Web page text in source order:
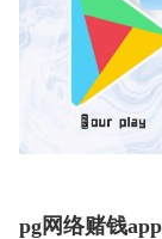
pg网络赌钱